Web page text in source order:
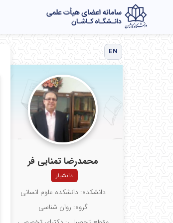
EN
محمدرضا تمنایی فر
دانشیار
دانشکده: دانشکده علوم انسانی
گروه: روان شناسی